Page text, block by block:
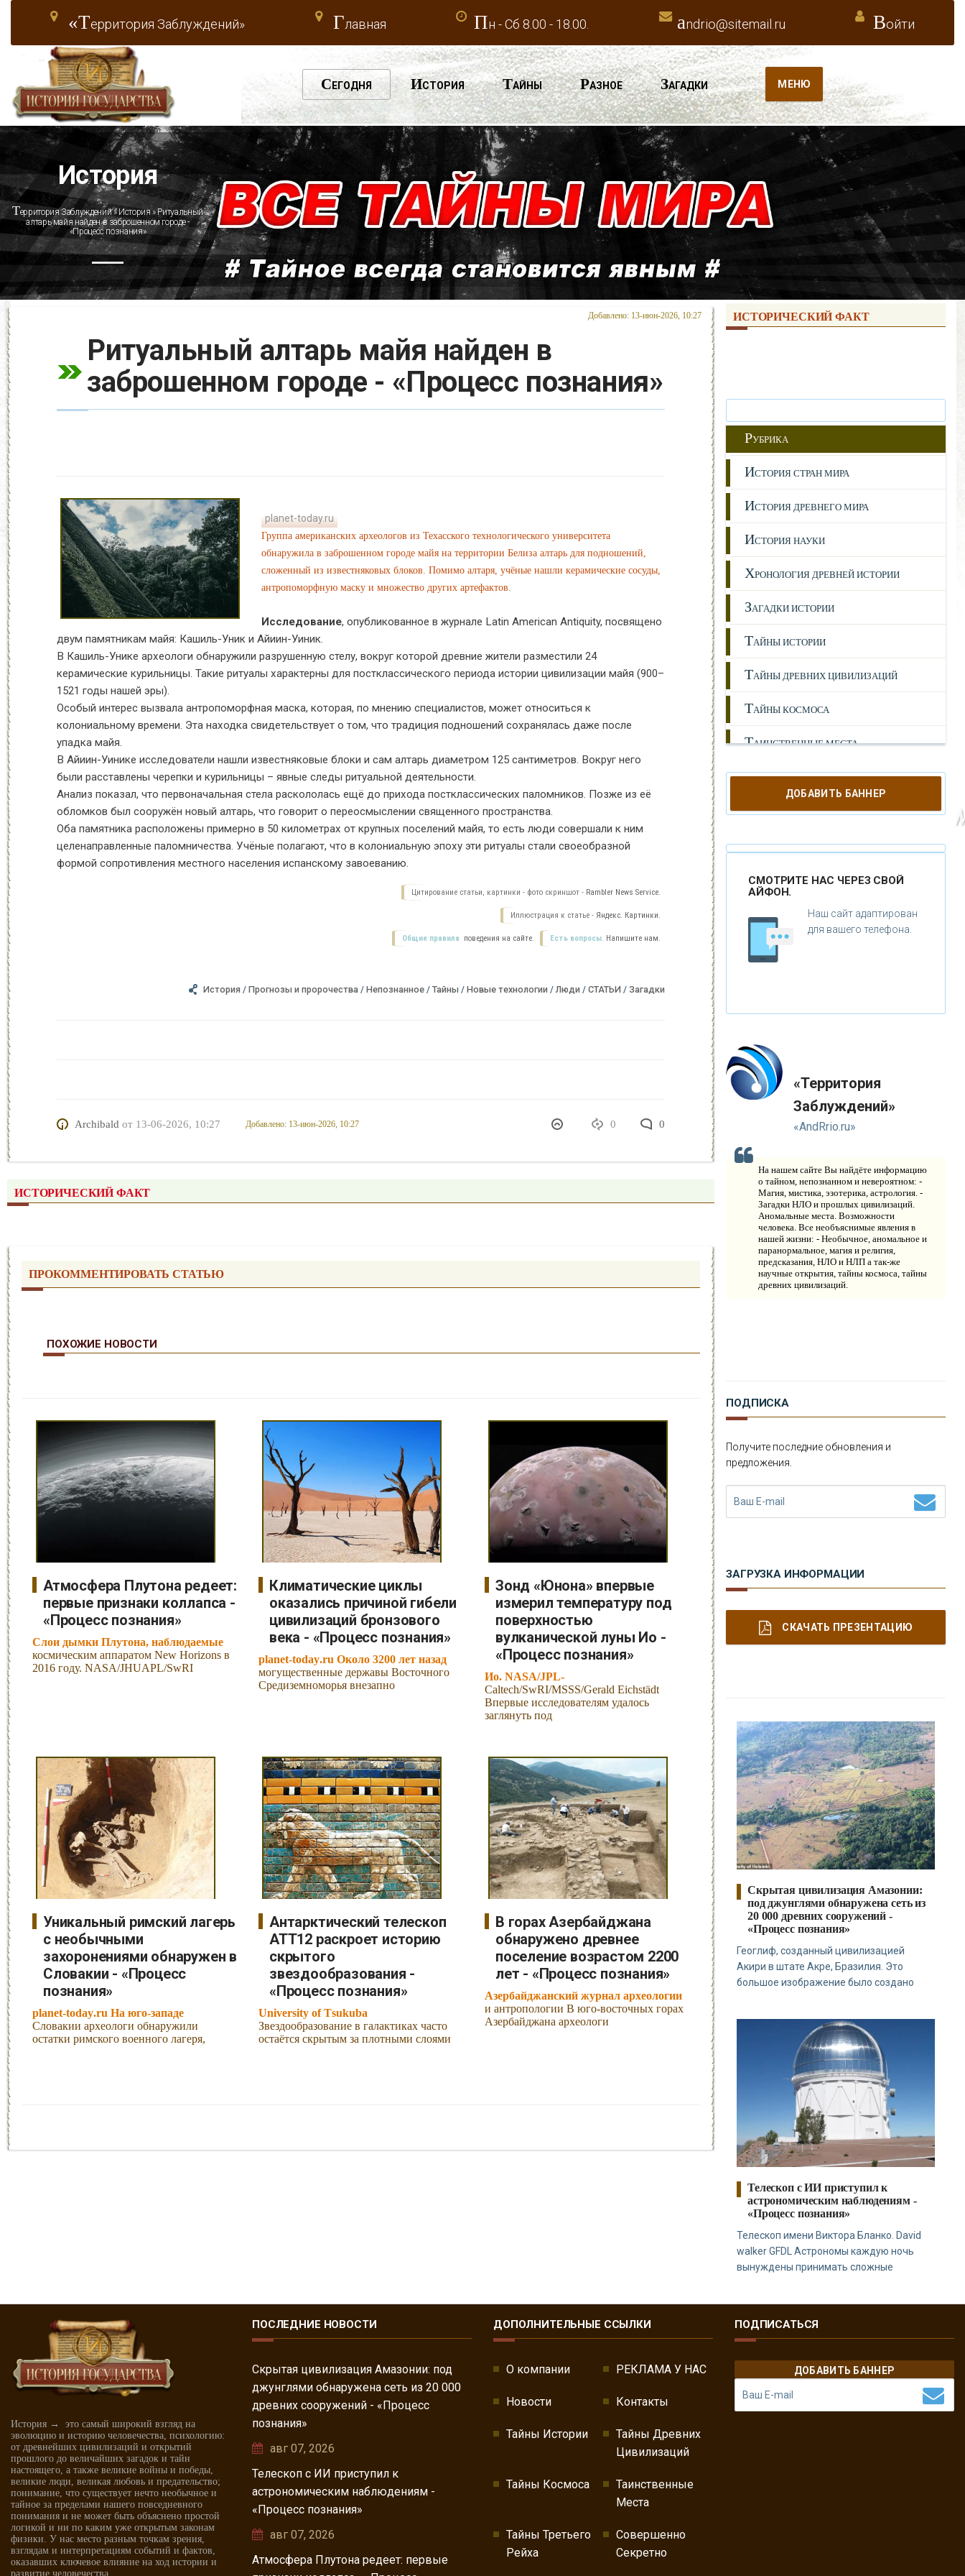
«Территория Заблуждений» Главная Пн - Сб 8.00 - 18.00. andrio@sitemail.ru Войти
СЕГОДНЯ ИСТОРИЯ ТАЙНЫ РАЗНОЕ ЗАГАДКИ МЕНЮ
История
Территория Заблуждений»История» Ритуальный
алтарь майя найден в заброшенном городе -
«Процесс познания»
Добавлено: 13-июн-2026, 10:27
Ритуальный алтарь майя найден в
заброшенном городе - «Процесс познания»
planet-today.ru
Группа американских археологов из Техасского технологического университета
обнаружила в заброшенном городе майя на территории Белиза алтарь для подношений,
сложенный из известняковых блоков. Помимо алтаря, учёные нашли керамические сосуды,
антропоморфную маску и множество других артефактов.
Исследование, опубликованное в журнале Latin American Antiquity, посвящено
двум памятникам майя: Кашиль-Уник и Айиин-Уиник.
В Кашиль-Унике археологи обнаружили разрушенную стелу, вокруг которой древние жители разместили 24
керамические курильницы. Такие ритуалы характерны для постклассического периода истории цивилизации майя (900–
1521 годы нашей эры).
Особый интерес вызвала антропоморфная маска, которая, по мнению специалистов, может относиться к
колониальному времени. Эта находка свидетельствует о том, что традиция подношений сохранялась даже после
упадка майя.
В Айиин-Уинике исследователи нашли известняковые блоки и сам алтарь диаметром 125 сантиметров. Вокруг него
были расставлены черепки и курильницы – явные следы ритуальной деятельности.
Анализ показал, что первоначальная стела раскололась ещё до прихода постклассических паломников. Позже из её
обломков был сооружён новый алтарь, что говорит о переосмыслении священного пространства.
Оба памятника расположены примерно в 50 километрах от крупных поселений майя, то есть люди совершали к ним
целенаправленные паломничества. Учёные полагают, что в колониальную эпоху эти ритуалы стали своеобразной
формой сопротивления местного населения испанскому завоеванию.
Цитирование статьи, картинки - фото скриншот - Rambler News Service.
Иллюстрация к статье - Яндекс. Картинки.
Есть вопросы. Напишите нам.
Общие правила поведения на сайте.
История /Прогнозы и пророчества /Непознанное /Тайны /Новые технологии /Люди /СТАТЬИ /Загадки
0 0
Archibald от 13-06-2026, 10:27 Добавлено: 13-июн-2026, 10:27
ИСТОРИЧЕСКИЙ ФАКТ
ПРОКОММЕНТИРОВАТЬ СТАТЬЮ
ПОХОЖИЕ НОВОСТИ
Атмосфера Плутона редеет:
первые признаки коллапса -
«Процесс познания»
Слои дымки Плутона, наблюдаемые
космическим аппаратом New Horizons в
2016 году. NASA/JHUAPL/SwRI
Климатические циклы
оказались причиной гибели
цивилизаций бронзового
века - «Процесс познания»
planet-today.ru Около 3200 лет назад
могущественные державы Восточного
Средиземноморья внезапно
Зонд «Юнона» впервые
измерил температуру под
поверхностью
вулканической луны Ио -
«Процесс познания»
Ио. NASA/JPL-
Caltech/SwRI/MSSS/Gerald Eichstädt
Впервые исследователям удалось
заглянуть под
Уникальный римский лагерь
с необычными
захоронениями обнаружен в
Словакии - «Процесс
познания»
planet-today.ru На юго-западе
Словакии археологи обнаружили
остатки римского военного лагеря,
Антарктический телескоп
ATT12 раскроет историю
скрытого
звездообразования -
«Процесс познания»
University of Tsukuba
Звездообразование в галактиках часто
остаётся скрытым за плотными слоями
В горах Азербайджана
обнаружено древнее
поселение возрастом 2200
лет - «Процесс познания»
Азербайджанский журнал археологии
и антропологии В юго-восточных горах
Азербайджана археологи
ИСТОРИЧЕСКИЙ ФАКТ
РУБРИКА
ИСТОРИЯ СТРАН МИРА
ИСТОРИЯ ДРЕВНЕГО МИРА
ИСТОРИЯ НАУКИ
ХРОНОЛОГИЯ ДРЕВНЕЙ ИСТОРИИ
ЗАГАДКИ ИСТОРИИ
ТАЙНЫ ИСТОРИИ
ТАЙНЫ ДРЕВНИХ ЦИВИЛИЗАЦИЙ
ТАЙНЫ КОСМОСА
ТАИНСТВЕННЫЕ МЕСТА
ТАЙНЫ ТРЕТЬЕГО РЕЙХА
СОВЕРШЕННО СЕКРЕТНО
ТАЙНЫ ПРИРОДЫ
ПАРАЛЛЕЛЬНЫЙ МИР
НДИГО
ТЕОРИЯ ЗАГОВОРА
ЖИЗНЬ ПОСЛЕ СМЕРТИ
ЗАГАДКИ
АГАДОЧНЫЕ СООРУЖЕНИЯ
З
АТЕРЯННЫЕ МИРЫ
ИФИЧЕСКИЕ СУЩЕСТВА
АГАДКИ ЦИВИЛИЗАЦИЙ
АГАДКИ ЧЕЛОВЕКА
АНОМАЛИИ
ГИПОТЕЗЫ
НЕПОЗНАННОЕ
МИСТИКА
ОРУЖИЕ
АТАКЛИЗМЫ
ПРОГНОЗЫ И ПРОРОЧЕСТВА
ПЛАНЕТА ЗЕМЛЯ
ВИДЕО НОВОСТИ
ИСТОРИЯ ОБО ВСЕМ НА СВЕТЕ
ОКОМПАНИИ
НОВОСТИ
КОНТАКТЫ
ДОБАВИТЬ БАННЕР
СМОТРИТЕ НАС ЧЕРЕЗ СВОЙ
АЙФОН.
Наш сайт адаптирован
для вашего телефона.
«Территория
Заблуждений»
«AndRrio.ru»
На нашем сайте Вы найдёте информацию
о тайном, непознанном и невероятном: -
Магия, мистика, эзотерика, астрология. -
Загадки НЛО и прошлых цивилизаций.
Аномальные места. Возможности
человека. Все необъяснимые явления в
нашей жизни: - Необычное, аномальное и
паранормальное, магия и религия,
предсказания, НЛО и НЛП а так-же
научные открытия, тайны космоса, тайны
древних цивилизаций.
ПОДПИСКА
Получите последние обновления и
предложения.
ЗАГРУЗКА ИНФОРМАЦИИ
СКАЧАТЬ ПРЕЗЕНТАЦИЮ
Скрытая цивилизация Амазонии:
под джунглями обнаружена сеть из
20 000 древних сооружений -
«Процесс познания»
Геоглиф, созданный цивилизацией
Акири в штате Акре, Бразилия. Это
большое изображение было создано
Телескоп с ИИ приступил к
астрономическим наблюдениям -
«Процесс познания»
Телескоп имени Виктора Бланко. David
walker GFDL Астрономы каждую ночь
вынуждены принимать сложные
История → это самый широкий взгляд на
эволюцию и историю человечества, психологию:
от древнейших цивилизаций и открытий
прошлого до величайших загадок и тайн
настоящего, а также великие войны и победы,
великие люди, великая любовь и предательство;
понимание, что существует нечто необычное и
тайное за пределами нашего повседневного
понимания и не может быть объяснено простой
логикой и ни по каким уже открытым законам
физики. У нас место разным точкам зрения,
взглядам и интерпретациям событий и фактов,
оказавших ключевое влияние на ход истории и
развитие человечества.
ПОСЛЕДНИЕ НОВОСТИ
Скрытая цивилизация Амазонии: под
джунглями обнаружена сеть из 20 000
древних сооружений - «Процесс
познания»
авг 07, 2026
Телескоп с ИИ приступил к
астрономическим наблюдениям -
«Процесс познания»
авг 07, 2026
Атмосфера Плутона редеет: первые
ДОПОЛНИТЕЛЬНЫЕ ССЫЛКИ
О компании РЕКЛАМА У НАС
Новости Контакты
Тайны Истории
Тайны Древних
Цивилизаций
Тайны Космоса
Таинственные
Места
Тайны Третьего
Рейха
Совершенно
Секретно
ПОДПИСАТЬСЯ
ДОБАВИТЬ БАННЕР